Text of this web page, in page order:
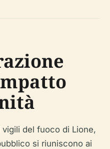
del fuoco di Lione,
si riuniscono ai